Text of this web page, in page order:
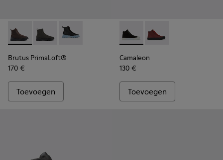
Brutus PrimaLoft® - K400621-013 - Bruine veterboots voor
Brutus PrimaLoft® - K400621-010
Brutus PrimaLoft® - K400621-004
Brutus PrimaLoft®
170 €
Toevoegen
Camaleon - K400615-001 -
Camaleon -
Camaleon
130 €
Toevoegen